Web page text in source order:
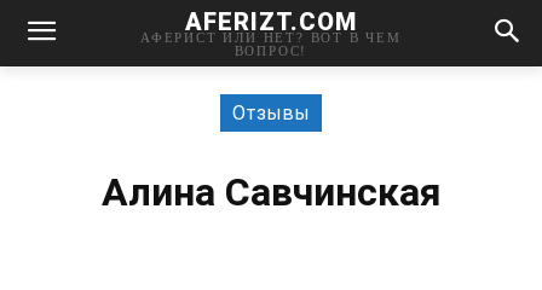
AFERIZT.COM
АФЕРИСТ ИЛИ НЕТ? ВОТ В ЧЕМ
ВОПРОС!
Отзывы
Алина Савчинская